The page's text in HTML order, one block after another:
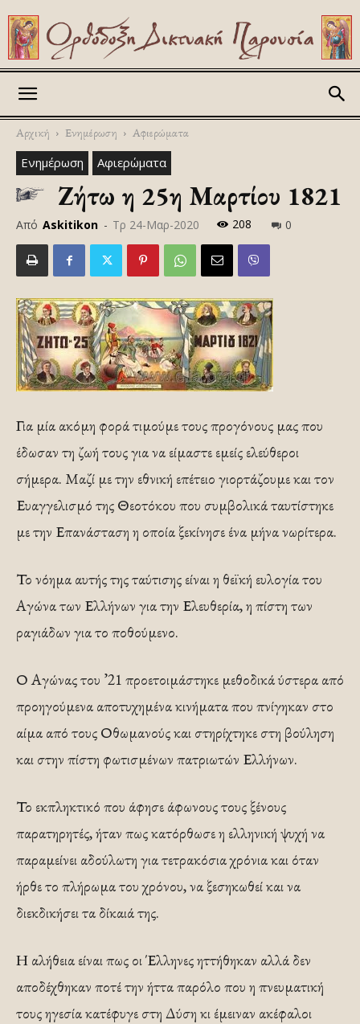
Αρχική Ενημέρωση Αφιερώματα
Ενημέρωση Αφιερώματα
Ζήτω η 25η Μαρτίου 1821
Από Askitikon - Τρ 24-Μαρ-2020 208 0
Για μία ακόμη φορά τιμούμε τους προγόνους μας που
έδωσαν τη ζωή τους για να είμαστε εμείς ελεύθεροι
σήμερα. Μαζί με την εθνική επέτειο γιορτάζουμε και τον
Ευαγγελισμό της Θεοτόκου που συμβολικά ταυτίστηκε
με την Επανάσταση η οποία ξεκίνησε ένα μήνα νωρίτερα.
Το νόημα αυτής της ταύτισης είναι η θεϊκή ευλογία του
Αγώνα των Ελλήνων για την Ελευθερία, η πίστη των
ραγιάδων για το ποθούμενο.
Ο Αγώνας του ’21 προετοιμάστηκε μεθοδικά ύστερα από
προηγούμενα αποτυχημένα κινήματα που πνίγηκαν στο
αίμα από τους Οθωμανούς και στηρίχτηκε στη βούληση
και στην πίστη φωτισμένων πατριωτών Ελλήνων.
Το εκπληκτικό που άφησε άφωνους τους ξένους
παρατηρητές, ήταν πως κατόρθωσε η ελληνική ψυχή να
παραμείνει αδούλωτη για τετρακόσια χρόνια και όταν
ήρθε το πλήρωμα του χρόνου, να ξεσηκωθεί και να
διεκδικήσει τα δίκαιά της.
Η αλήθεια είναι πως οι Έλληνες ηττήθηκαν αλλά δεν
αποδέχθηκαν ποτέ την ήττα παρόλο που η πνευματική
τους ηγεσία κατέφυγε στη Δύση κι έμειναν ακέφαλοι